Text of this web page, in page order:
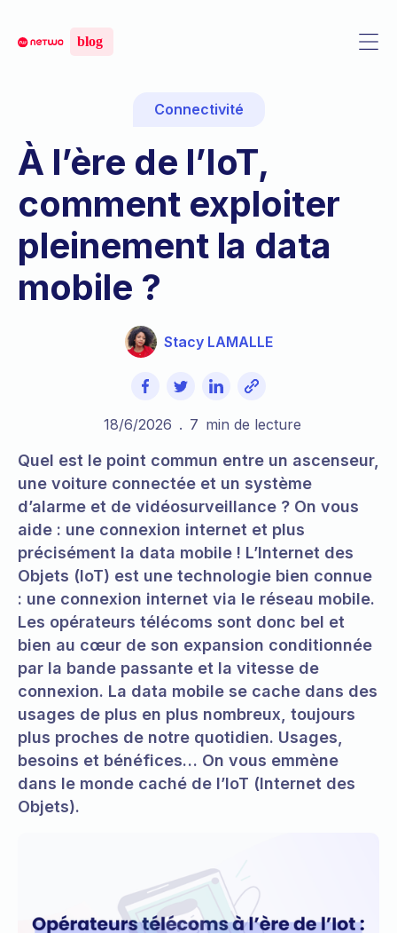
Connectivité
À l’ère de l’IoT,
comment exploiter
pleinement la data
mobile ?
Stacy LAMALLE
18/6/2026 . 7 min de lecture
Quel est le point commun entre un ascenseur,
une voiture connectée et un système
d’alarme et de vidéosurveillance ? On vous
aide : une connexion internet et plus
précisément la data mobile ! L’Internet des
Objets (IoT) est une technologie bien connue
: une connexion internet via le réseau mobile.
Les opérateurs télécoms sont donc bel et
bien au cœur de son expansion conditionnée
par la bande passante et la vitesse de
connexion. La data mobile se cache dans des
usages de plus en plus nombreux, toujours
plus proches de notre quotidien. Usages,
besoins et bénéfices… On vous emmène
dans le monde caché de l’IoT (Internet des
Objets).